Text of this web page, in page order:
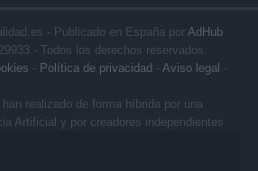
- Publicado en España por AdHub
- Todos los derechos reservados.
- Política de privacidad - Aviso legal -
realizado de forma híbrida por una
Artificial y por creadores independientes